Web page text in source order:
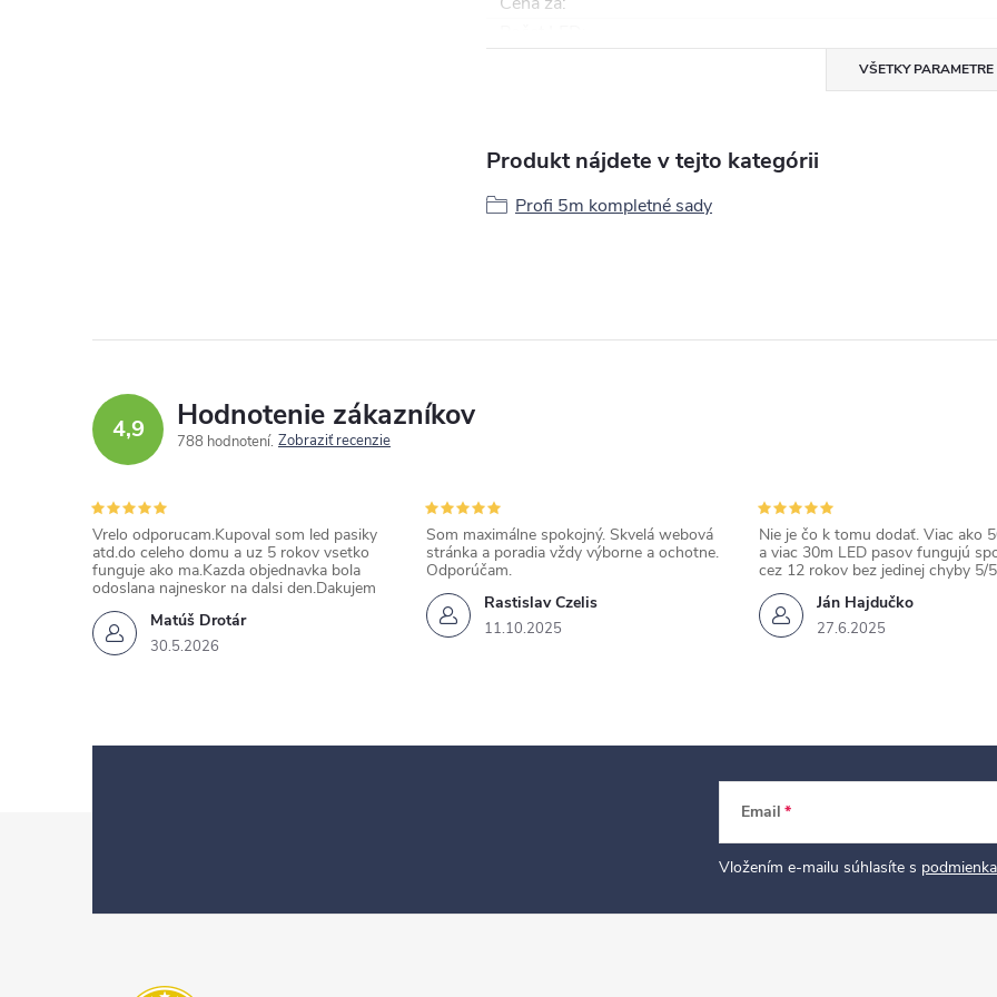
VŠETKY PARAMETRE
Produkt nájdete v tejto kategórii
Profi 5m kompletné sady
4,9 Hodnotenie zákazníkov
788 hodnotení Zobraziť recenzie
Matúš Drotár
30.5.2026
Vrelo odporucam.Kupoval som led pasiky
atd.do celeho domu a uz 5 rokov vsetko
funguje ako ma.Kazda objednavka bola
odoslana najneskor na dalsi den.Dakujem
Rastislav Czelis
11.10.2025
Som maximálne spokojný. Skvelá webová
stránka a poradia vždy výborne a ochotne.
Odporúčam.
Ján Hajdučko
27.6.2025
Nie je čo k tomu dodať. Viac ako
a viac 30m LED pasov fungujú
cez 12 rokov bez jedinej chyby 5/5
Email
Vložením e-mailu súhlasíte s